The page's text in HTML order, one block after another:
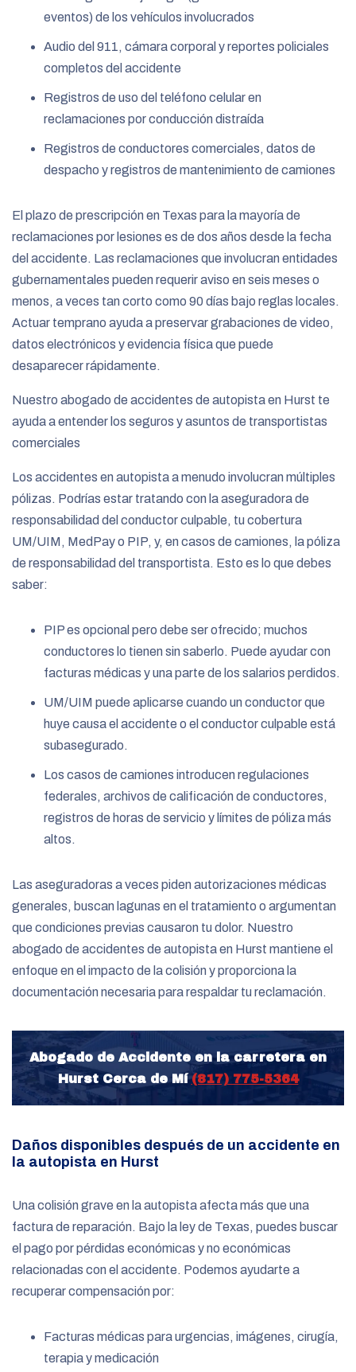
eventos) de los vehículos involucrados
Audio del 911, cámara corporal y reportes policiales
completos del accidente
Registros de uso del teléfono celular en
reclamaciones por conducción distraída
Registros de conductores comerciales, datos de
despacho y registros de mantenimiento de camiones
El plazo de prescripción en Texas para la mayoría de
reclamaciones por lesiones es de dos años desde la fecha
del accidente. Las reclamaciones que involucran entidades
gubernamentales pueden requerir aviso en seis meses o
menos, a veces tan corto como 90 días bajo reglas locales.
Actuar temprano ayuda a preservar grabaciones de video,
datos electrónicos y evidencia física que puede
desaparecer rápidamente.
Nuestro abogado de accidentes de autopista en Hurst te
ayuda a entender los seguros y asuntos de transportistas
comerciales
Los accidentes en autopista a menudo involucran múltiples
pólizas. Podrías estar tratando con la aseguradora de
responsabilidad del conductor culpable, tu cobertura
UM/UIM, MedPay o PIP, y, en casos de camiones, la póliza
de responsabilidad del transportista. Esto es lo que debes
saber:
PIP es opcional pero debe ser ofrecido; muchos
conductores lo tienen sin saberlo. Puede ayudar con
facturas médicas y una parte de los salarios perdidos.
UM/UIM puede aplicarse cuando un conductor que
huye causa el accidente o el conductor culpable está
subasegurado.
Los casos de camiones introducen regulaciones
federales, archivos de calificación de conductores,
registros de horas de servicio y límites de póliza más
altos.
Las aseguradoras a veces piden autorizaciones médicas
generales, buscan lagunas en el tratamiento o argumentan
que condiciones previas causaron tu dolor. Nuestro
abogado de accidentes de autopista en Hurst mantiene el
enfoque en el impacto de la colisión y proporciona la
documentación necesaria para respaldar tu reclamación.
Abogado de Accidente en la carretera en
Hurst Cerca de Mí(817) 775-5364
Daños disponibles después de un accidente en
la autopista en Hurst
Una colisión grave en la autopista afecta más que una
factura de reparación. Bajo la ley de Texas, puedes buscar
el pago por pérdidas económicas y no económicas
relacionadas con el accidente. Podemos ayudarte a
recuperar compensación por:
Facturas médicas para urgencias, imágenes, cirugía,
terapia y medicación